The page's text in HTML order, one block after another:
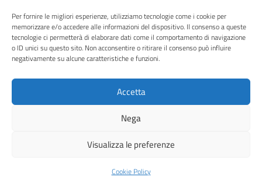
Per fornire le migliori esperienze, utilizziamo tecnologie come i cookie per
memorizzare e/o accedere alle informazioni del dispositivo. Il consenso a queste
tecnologie ci permetterà di elaborare dati come il comportamento di navigazione
o ID unici su questo sito. Non acconsentire o ritirare il consenso può influire
negativamente su alcune caratteristiche e funzioni.
Accetta
Nega
Visualizza le preferenze
Cookie Policy
Codice fiscale: 93023530277
Codice meccanografico:VERH020008
Codice Indice delle Pubbliche Amministrazioni (IPA): istsc_verh020008
Codice unico di fatturazione (CUF): UFBI5A
Istituto professionale di Stato per l'enogastronomia e l'ospitalità
IPSEOA - ''Elena Cornaro"
Idea e progetto di Designers Italia